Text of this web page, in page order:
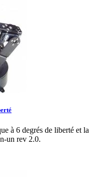
à 6 degrés de liberté et la
un rev 2.0.